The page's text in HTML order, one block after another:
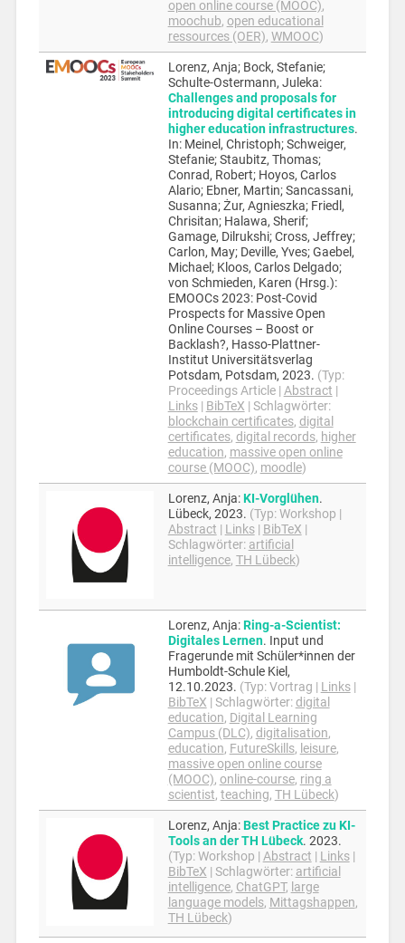
open online course (MOOC),
moochub, open educational
ressources (OER), WMOOC)
Lorenz, Anja; Bock, Stefanie;
Schulte-Ostermann, Juleka:
Challenges and proposals for
introducing digital certificates in
higher education infrastructures.
In: Meinel, Christoph; Schweiger,
Stefanie; Staubitz, Thomas;
Conrad, Robert; Hoyos, Carlos
Alario; Ebner, Martin; Sancassani,
Susanna; Żur, Agnieszka; Friedl,
Chrisitan; Halawa, Sherif;
Gamage, Dilrukshi; Cross, Jeffrey;
Carlon, May; Deville, Yves; Gaebel,
Michael; Kloos, Carlos Delgado;
von Schmieden, Karen (Hrsg.):
EMOOCs 2023: Post-Covid
Prospects for Massive Open
Online Courses – Boost or
Backlash?, Hasso-Plattner-
Institut Universitätsverlag
Potsdam, Potsdam, 2023. (Typ:
Proceedings Article| Abstract |
Links| BibTeX | Schlagwörter:
blockchain certificates, digital
certificates, digital records, higher
education, massive open online
course (MOOC), moodle)
Lorenz, Anja:KI-Vorglühen.
Lübeck, 2023. (Typ:Workshop |
Abstract | Links| BibTeX |
Schlagwörter: artificial
intelligence, TH Lübeck)
Lorenz, Anja:Ring-a-Scientist:
Digitales Lernen. Input und
Fragerunde mit Schüler*innen der
Humboldt-Schule Kiel,
12.10.2023. (Typ:Vortrag | Links|
BibTeX | Schlagwörter:digital
education, Digital Learning
Campus (DLC), digitalisation,
education, FutureSkills, leisure,
massive open online course
(MOOC), online-course, ring a
scientist, teaching, TH Lübeck)
Lorenz, Anja:Best Practice zu KI-
Tools an der TH Lübeck. 2023.
(Typ:Workshop | Abstract | Links|
BibTeX | Schlagwörter: artificial
intelligence, ChatGPT, large
language models, Mittagshappen,
TH Lübeck)